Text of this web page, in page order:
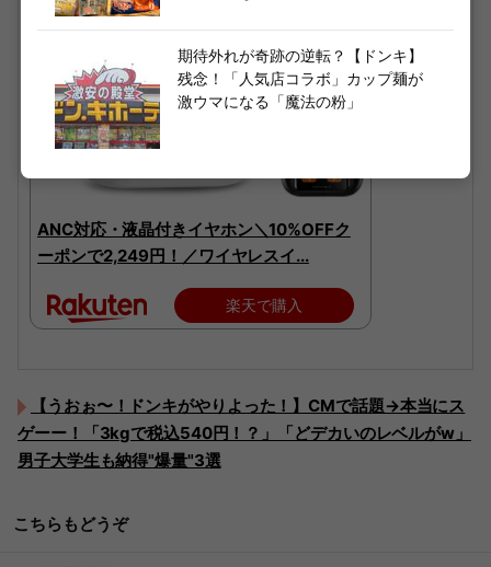
ANC対応・液晶付きイヤホン＼10%OFFク
ーポンで2,249円！／ワイヤレスイ...
楽天で購入
【うおぉ〜！ドンキがやりよった！】CMで話題→本当にス
ゲーー！「3kgで税込540円！？」「どデカいのレベルがw」
男子大学生も納得"爆量"3選
こちらもどうぞ
期待外れが奇跡の逆転？【ドンキ】
残念！「人気店コラボ」カップ麺が
激ウマになる「魔法の粉」